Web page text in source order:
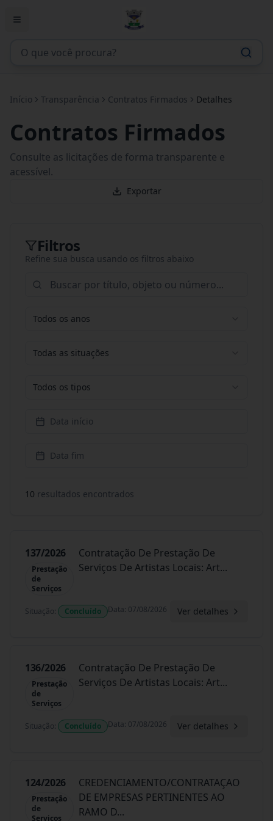
Início Transparência Contratos Firmados Detalhes
Contratos Firmados
Consulte as licitações de forma transparente e
acessível.
Exportar
Filtros
Refine sua busca usando os filtros abaixo
Todos os anos
Todas as situações
Todos os tipos
Data início
Data fim
10 resultados encontrados
137/2026
Prestação
de
Serviços
Contratação De Prestação De
Serviços De Artistas Locais: Art...
Situação: Concluído Data: 07/08/2026 Ver detalhes
136/2026
Prestação
de
Serviços
Contratação De Prestação De
Serviços De Artistas Locais: Art...
Situação: Concluído Data: 07/08/2026 Ver detalhes
124/2026
Prestação
de
Serviços
CREDENCIAMENTO/CONTRATAÇAO
DE EMPRESAS PERTINENTES AO
RAMO D...